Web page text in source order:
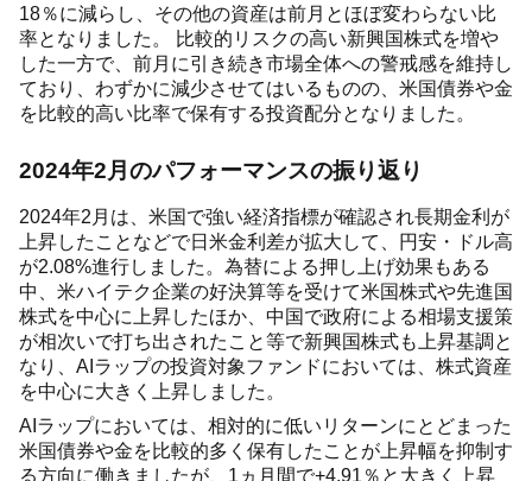
18％に減らし、その他の資産は前月とほぼ変わらない比
率となりました。 比較的リスクの高い新興国株式を増や
した一方で、前月に引き続き市場全体への警戒感を維持し
ており、わずかに減少させてはいるものの、米国債券や金
を比較的高い比率で保有する投資配分となりました。
2024年2月のパフォーマンスの振り返り
2024年2月は、米国で強い経済指標が確認され長期金利が
上昇したことなどで日米金利差が拡大して、円安・ドル高
が2.08%進行しました。為替による押し上げ効果もある
中、米ハイテク企業の好決算等を受けて米国株式や先進国
株式を中心に上昇したほか、中国で政府による相場支援策
が相次いで打ち出されたこと等で新興国株式も上昇基調と
なり、AIラップの投資対象ファンドにおいては、株式資産
を中心に大きく上昇しました。
AIラップにおいては、相対的に低いリターンにとどまった
米国債券や金を比較的多く保有したことが上昇幅を抑制す
る方向に働きましたが、1ヵ月間で+4.91％と大きく上昇